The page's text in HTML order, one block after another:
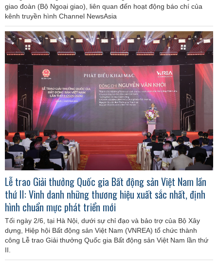
giao đoàn (Bộ Ngoại giao), liên quan đến hoạt động báo chí của
kênh truyền hình Channel NewsAsia
Lễ trao Giải thưởng Quốc gia Bất động sản Việt Nam lần
thứ II: Vinh danh những thương hiệu xuất sắc nhất, định
hình chuẩn mực phát triển mới
Tối ngày 2/6, tại Hà Nội, dưới sự chỉ đạo và bảo trợ của Bộ Xây
dựng, Hiệp hội Bất động sản Việt Nam (VNREA) tổ chức thành
công Lễ trao Giải thưởng Quốc gia Bất động sản Việt Nam lần thứ
II.